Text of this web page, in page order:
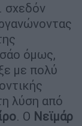
σχεδόν
όμως,
με πολύ
λύση από
. Ο Νεϊμάρ